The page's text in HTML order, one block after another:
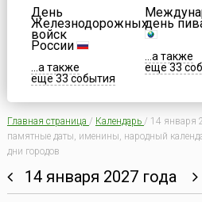
День
Железнодорожных
войск
России
...а также
еще 33 события
день
...а также
еще 33
Главная страница / Календарь / 14 января
памятные даты, именины, народный
дни городов
14 января 2027 года